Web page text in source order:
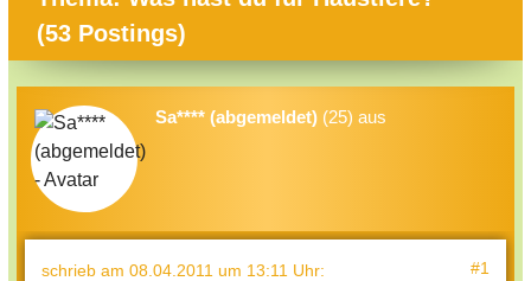
(53 Postings)
Sa**** (abgemeldet) (25) aus
schrieb am 08.04.2011 um 13:11 Uhr: #1